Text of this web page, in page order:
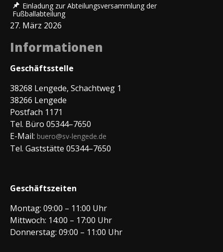
Einladung zur Abteilungsversammlung der
Fußballabteilung
27. März 2026
Informationen
Geschäftsstelle
38268 Lengede, Schachtweg 1
38266 Lengede
Postfach 1171
Tel. Büro 05344–7650
E-Mail: buero@sv-lengede.de
Tel. Gaststätte 05344–7650
Geschäftszeiten
Montag: 09:00 – 11:00 Uhr
Mittwoch: 14:00 – 17:00 Uhr
Donnerstag: 09:00 – 11:00 Uhr